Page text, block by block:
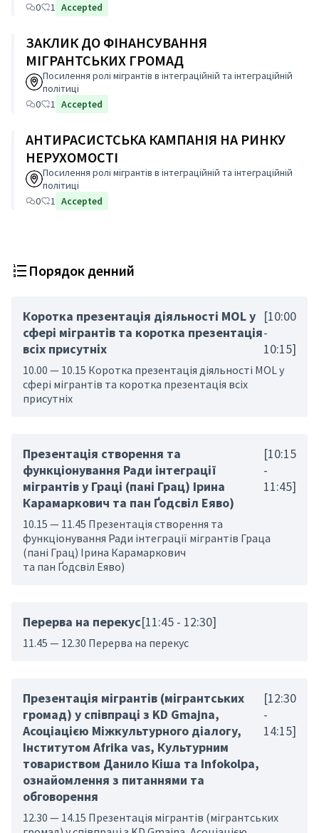
0 1 Accepted
ЗАКЛИК ДО ФІНАНСУВАННЯ
МІГРАНТСЬКИХ ГРОМАД
Посилення ролі мігрантів в інтеграційній та інтеграційній
політиці
0
1 Accepted
АНТИРАСИСТСЬКА КАМПАНІЯ НА РИНКУ
НЕРУХОМОСТІ
Посилення ролі мігрантів в інтеграційній та інтеграційній
політиці
0
1 Accepted
Порядок денний
Коротка презентація діяльності MOL у
сфері мігрантів та коротка презентація
всіх присутніх
[10:00
-
10:15]
10.00 — 10.15 Коротка презентація діяльності MOL у
сфері мігрантів та коротка презентація всіх
присутніх
Презентація створення та
функціонування Ради інтеграції
мігрантів у Граці (пані Грац) Ірина
Карамаркович та пан Ґодсвіл Еяво)
[10:15
-
11:45]
10.15 — 11.45 Презентація створення та
функціонування Ради інтеграції мігрантів Граца
(пані Грац) Ірина Карамаркович
та пан Ґодсвіл Еяво)
Перерва на перекус[11:45 - 12:30]
11.45 — 12.30 Перерва на перекус
Презентація мігрантів (мігрантських
громад) у співпраці з KD Gmajna,
Асоціацією Міжкультурного діалогу,
Інститутом Afrika vas, Культурним
товариством Данило Кіша та Infokolpa,
ознайомлення з питаннями та
обговорення
[12:30
-
14:15]
12.30 — 14.15 Презентація мігрантів (мігрантських